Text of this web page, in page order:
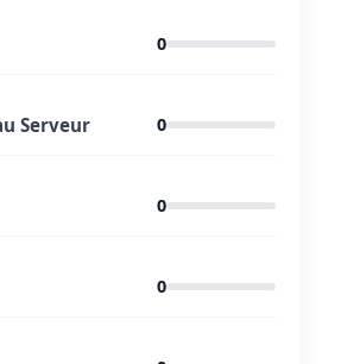
0
Serveur 0
0
0